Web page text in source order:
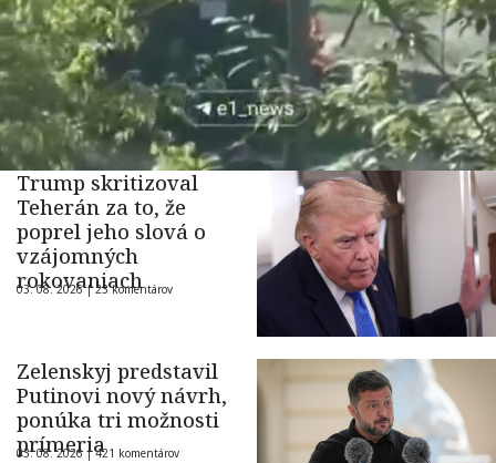
Trump skritizoval
Teherán za to, že
poprel jeho slová o
vzájomných
rokovaniach
03. 08. 2026 |23 komentárov
Zelenskyj predstavil
Putinovi nový návrh,
ponúka tri možnosti
prímeria
03. 08. 2026 |421 komentárov